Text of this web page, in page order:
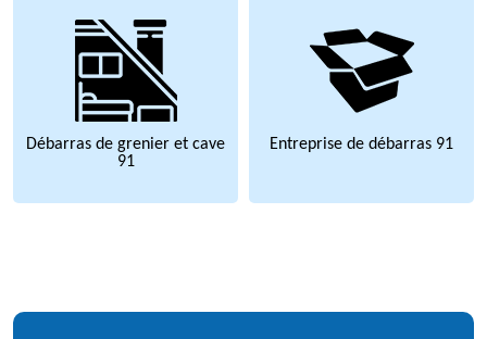
Débarras de grenier et cave
91
Entreprise de débarras 91